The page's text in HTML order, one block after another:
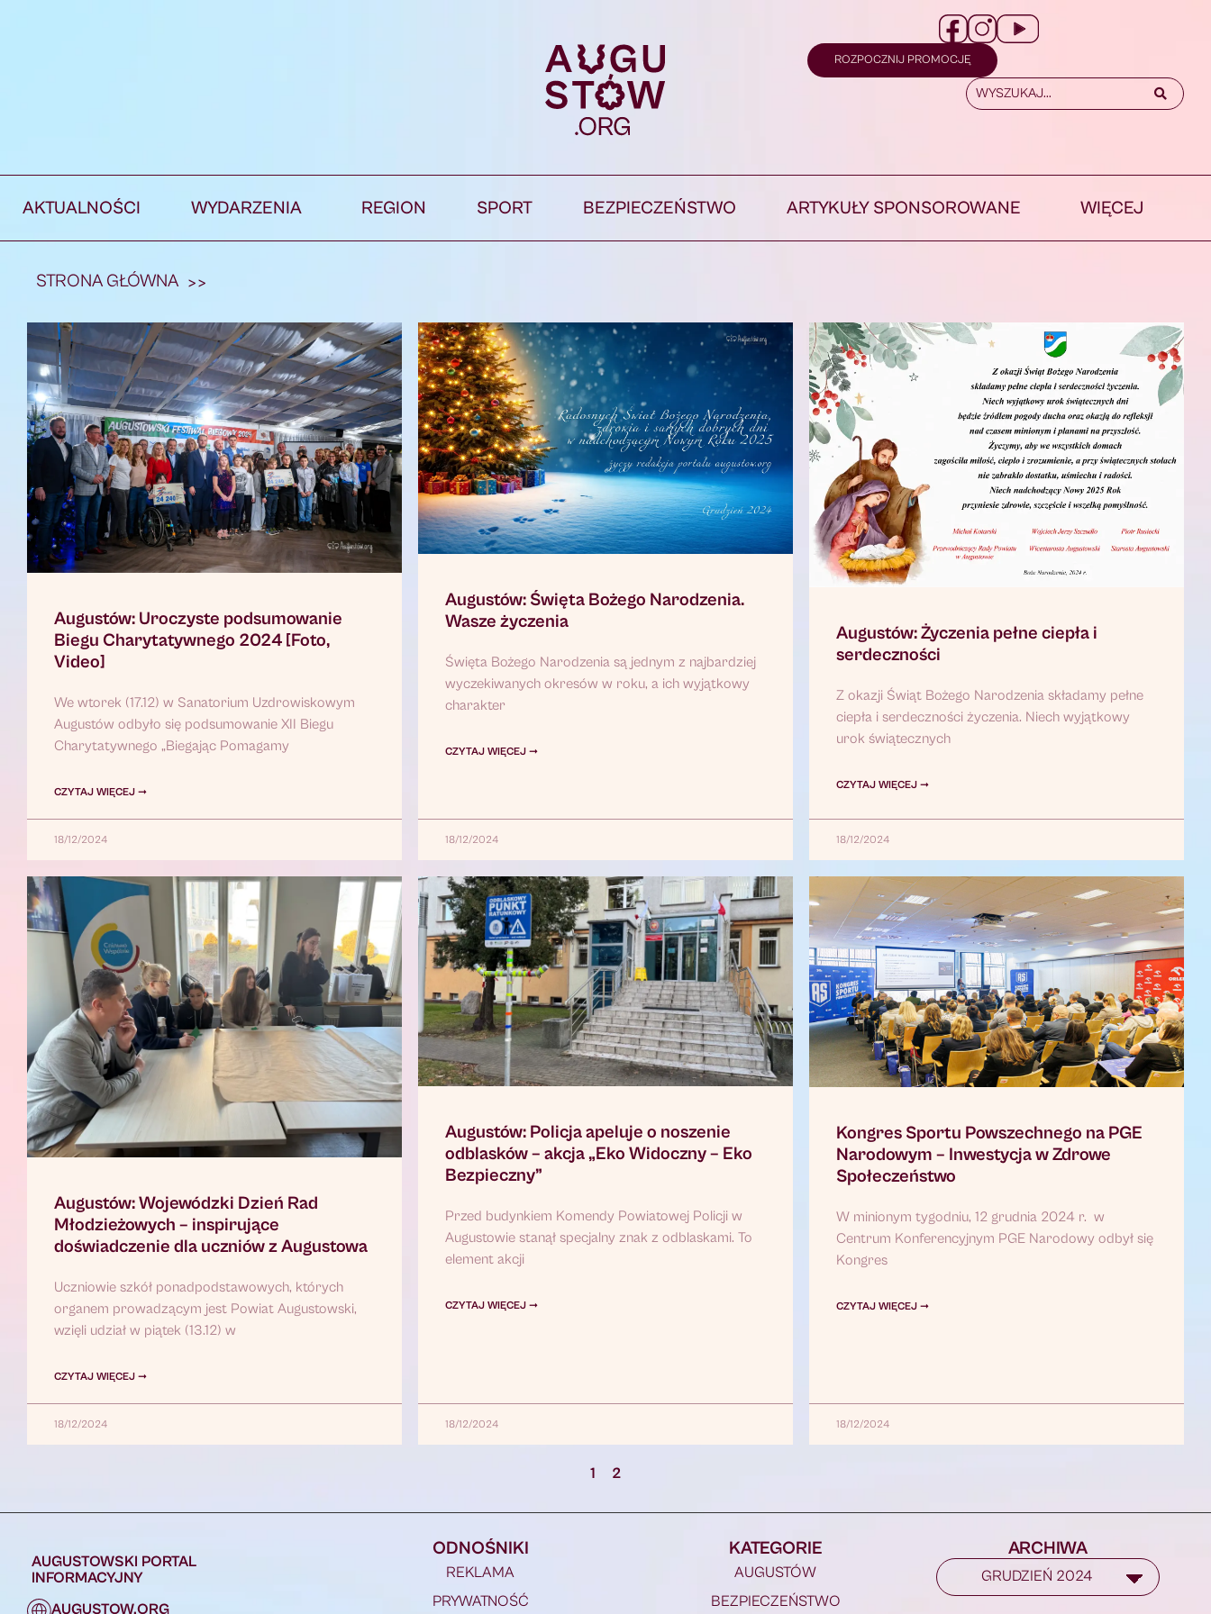
ROZPOCZNIJ PROMOCJĘ
AKTUALNOŚCI WYDARZENIA REGION SPORT BEZPIECZEŃSTWO ARTYKUŁY SPONSOROWANE WIĘCEJ
STRONA GŁÓWNA >>
Augustów: Uroczyste podsumowanie
Biegu Charytatywnego 2024 [Foto,
Video]
We wtorek (17.12) w Sanatorium Uzdrowiskowym
Augustów odbyło się podsumowanie XII Biegu
Charytatywnego „Biegając Pomagamy
CZYTAJ WIĘCEJ ➞
18/12/2024
Augustów: Święta Bożego Narodzenia.
Wasze życzenia
Święta Bożego Narodzenia są jednym z najbardziej
wyczekiwanych okresów w roku, a ich wyjątkowy
charakter
CZYTAJ WIĘCEJ ➞
18/12/2024
Augustów: Życzenia pełne ciepła i
serdeczności
Z okazji Świąt Bożego Narodzenia składamy pełne
ciepła i serdeczności życzenia. Niech wyjątkowy
urok świątecznych
CZYTAJ WIĘCEJ ➞
18/12/2024
Augustów: Wojewódzki Dzień Rad
Młodzieżowych – inspirujące
doświadczenie dla uczniów z Augustowa
Uczniowie szkół ponadpodstawowych, których
organem prowadzącym jest Powiat Augustowski,
wzięli udział w piątek (13.12) w
CZYTAJ WIĘCEJ ➞
18/12/2024
Augustów: Policja apeluje o noszenie
odblasków – akcja „Eko Widoczny – Eko
Bezpieczny”
Przed budynkiem Komendy Powiatowej Policji w
Augustowie stanął specjalny znak z odblaskami. To
element akcji
CZYTAJ WIĘCEJ ➞
18/12/2024
Kongres Sportu Powszechnego na PGE
Narodowym – Inwestycja w Zdrowe
Społeczeństwo
W minionym tygodniu, 12 grudnia 2024 r. w
Centrum Konferencyjnym PGE Narodowy odbył się
Kongres
CZYTAJ WIĘCEJ ➞
18/12/2024
1 2
AUGUSTOWSKI PORTAL
INFORMACYJNY
AUGUSTOW.ORG
ODNOŚNIKI
REKLAMA
PRYWATNOŚĆ
KATEGORIE
AUGUSTÓW
BEZPIECZEŃSTWO
ARCHIWA